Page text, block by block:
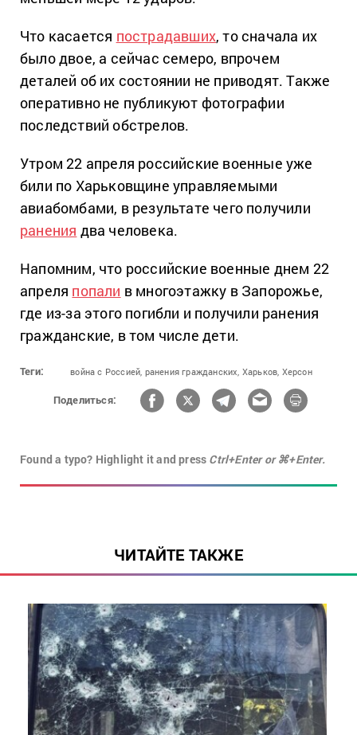
Что касается пострадавших, то сначала их
было двое, а сейчас семеро, впрочем
деталей об их состоянии не приводят. Также
оперативно не публикуют фотографии
последствий обстрелов.
Утром 22 апреля российские военные уже
били по Харьковщине управляемыми
авиабомбами, в результате чего получили
ранения два человека.
Напомним, что российские военные днем 22
апреля попали в многоэтажку в Запорожье,
где из-за этого погибли и получили ранения
гражданские, в том числе дети.
Теги: война с Россией, ранения гражданских, Харьков, Херсон
Поделиться:
Found a typo? Highlight it and press Ctrl+Enter or ⌘+Enter.
ЧИТАЙТЕ ТАКЖЕ